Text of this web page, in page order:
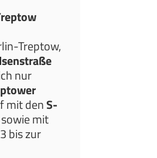
Treptow,
nur
mit denS-
sowie mit
bis zur